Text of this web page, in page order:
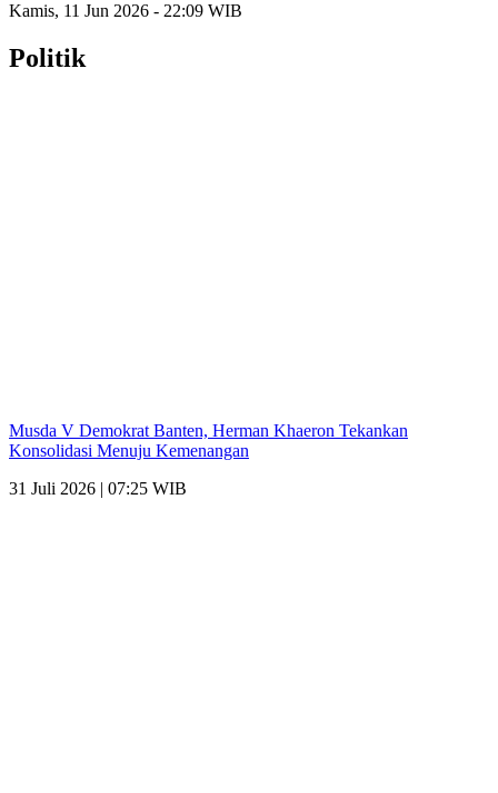
Kamis, 11 Jun 2026 - 22:09 WIB
Politik
Musda V Demokrat Banten, Herman Khaeron Tekankan
Konsolidasi Menuju Kemenangan
31 Juli 2026 | 07:25 WIB